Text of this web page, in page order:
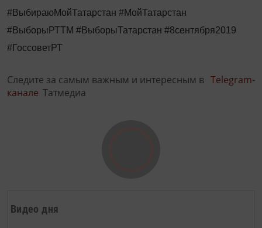
Видео дня
#ВыбираюМойТатарстан #МойТатарстан
#ВыборыРТТМ #ВыборыТатарстан #8сентября2019
#ГоссоветРТ
Следите за самым важным и интересным в Telegram-
канале Татмедиа